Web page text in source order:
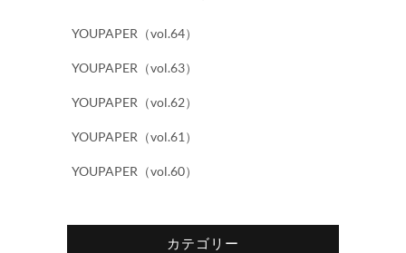
YOUPAPER（vol.64）
YOUPAPER（vol.63）
YOUPAPER（vol.62）
YOUPAPER（vol.61）
YOUPAPER（vol.60）
カテゴリー